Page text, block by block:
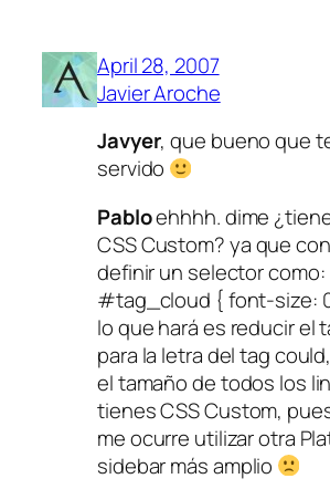
April 28, 2007
Javier Aroche
Javyer, que bueno que
servido
Pabloehhhh. dime
CSS Custom? ya que
definir un selector como:
#tag_cloud { font-size:
lo que hará es reducir el
para la letra del tag
el tamaño de todos los
tienes CSS Custom,
me ocurre utilizar otra
sidebar más amplio